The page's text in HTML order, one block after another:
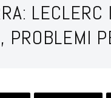
PROBLEMI